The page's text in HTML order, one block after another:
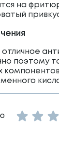
на
отличное
поэтому